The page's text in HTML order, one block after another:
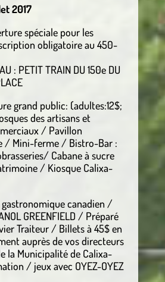
2017
spéciale pour les
obligatoire au 450-
TRAIN DU 150e DU
grand public: (adultes:12$;
des artisans et
/ Pavillon
/ Mini-ferme / Bistro-Bar :
Cabane à sucre
/ Kiosque Calixa-
canadien /
GREENFIELD / Préparé
Traiteur / Billets à 45$ en
auprès de vos directeurs
la Municipalité de Calixa-
/ jeux avec OYEZ-OYEZ